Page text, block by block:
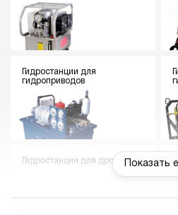
Гидростанции для
гидроприводов
Гидростанции для дровоколаПоказать